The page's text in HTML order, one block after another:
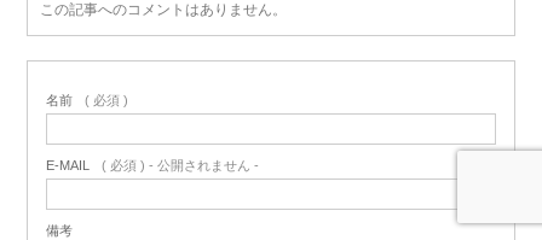
この記事へのコメントはありません。
名前 ( 必須 )
E-MAIL ( 必須 ) - 公開されません -
備考